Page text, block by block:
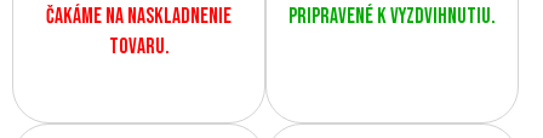
Čakáme na naskladnenie
tovaru.
Pripravené k vyzdvihnutiu.